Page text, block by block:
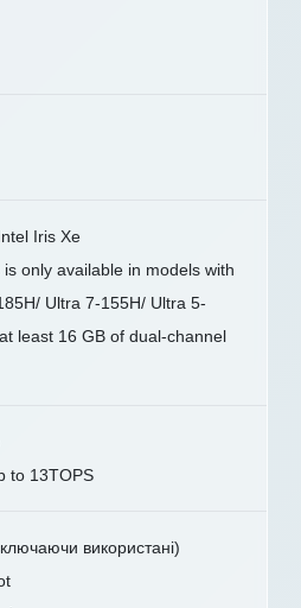
Iris Xe
only available in models with
Ultra 7-155H/ Ultra 5-
least 16 GB of dual-channel
to 13TOPS
використані)